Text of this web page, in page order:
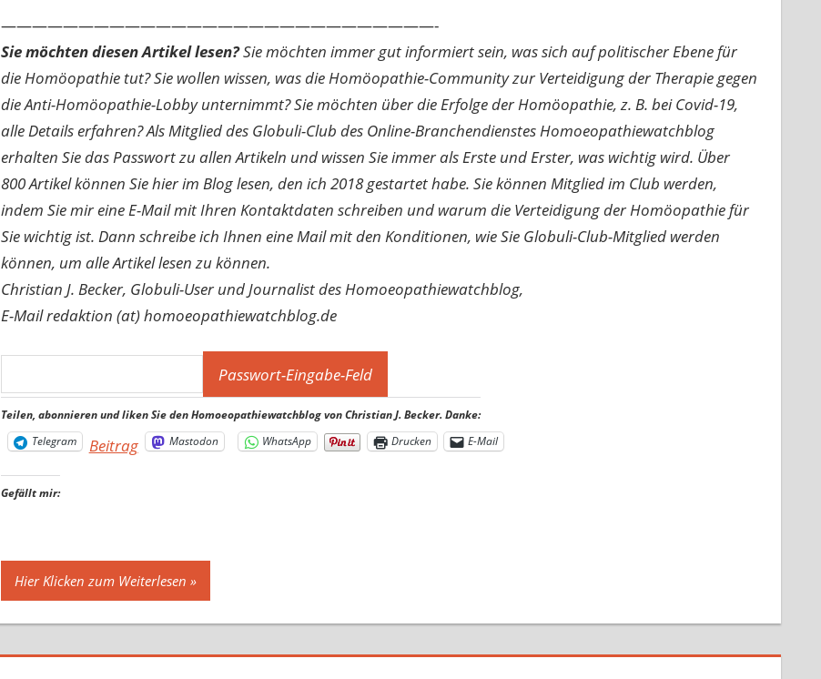
————————————————————————————-
Sie möchten diesen Artikel lesen?Sie möchten immer gut informiert sein, was sich auf politischer Ebene für
die Homöopathie tut? Sie wollen wissen, was die Homöopathie-Community zur Verteidigung der Therapie gegen
die Anti-Homöopathie-Lobby unternimmt? Sie möchten über die Erfolge der Homöopathie, z. B. bei Covid-19,
alle Details erfahren? Als Mitglied des Globuli-Club des Online-Branchendienstes Homoeopathiewatchblog
erhalten Sie das Passwort zu allen Artikeln und wissen Sie immer als Erste und Erster, was wichtig wird. Über
800 Artikel können Sie hier im Blog lesen, den ich 2018 gestartet habe. Sie können Mitglied im Club werden,
indem Sie mir eine E-Mail mit Ihren Kontaktdaten schreiben und warum die Verteidigung der Homöopathie für
Sie wichtig ist. Dann schreibe ich Ihnen eine Mail mit den Konditionen, wie Sie Globuli-Club-Mitglied werden
können, um alle Artikel lesen zu können.
Christian J. Becker, Globuli-User und Journalist des Homoeopathiewatchblog,
E-Mail redaktion (at) homoeopathiewatchblog.de
Teilen, abonnieren und liken Sie den Homoeopathiewatchblog von Christian J. Becker. Danke:
Telegram
Beitrag Mastodon WhatsApp Drucken E-Mail
Gefällt mir:
Hier Klicken zum Weiterlesen